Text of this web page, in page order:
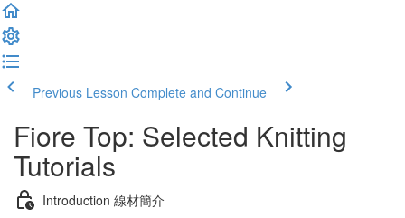
Previous Lesson Complete and Continue
Fiore Top: Selected Knitting
Tutorials
Introduction 線材簡介